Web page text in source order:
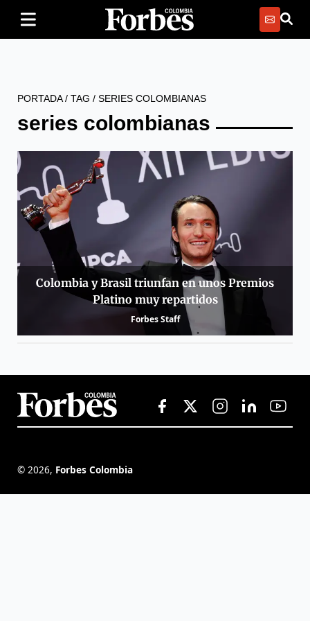
PORTADA/ TAG / SERIES COLOMBIANAS
series colombianas
Colombia y Brasil triunfan en unos Premios
Platino muy repartidos
Forbes Staff
© 2026, Forbes Colombia